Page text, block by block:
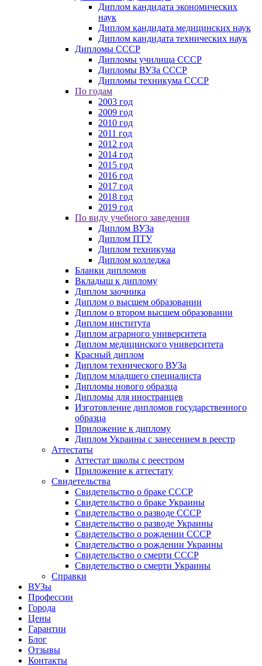
Диплом кандидата экономических
наук
Диплом кандидата медицинских наук
Диплом кандидата технических наук
Дипломы СССР
Дипломы училища СССР
Дипломы ВУЗа СССР
Дипломы техникума СССР
По годам
2003 год
2009 год
2010 год
2011 год
2012 год
2014 год
2015 год
2016 год
2017 год
2018 год
2019 год
По виду учебного заведения
Диплом ВУЗа
Диплом ПТУ
Диплом техникума
Диплом колледжа
Бланки дипломов
Вкладыш к диплому
Диплом заочника
Диплом о высшем образовании
Диплом о втором высшем образовании
Диплом института
Диплом аграрного университета
Диплом медицинского университета
Красный диплом
Диплом технического ВУЗа
Диплом младшего специалиста
Дипломы нового образца
Дипломы для иностранцев
Изготовление дипломов государственного
образца
Приложение к диплому
Диплом Украины с занесением в реестр
Аттестаты
Аттестат школы с реестром
Приложение к аттестату
Свидетельства
Свидетельство о браке СССР
Свидетельство о браке Украины
Свидетельство о разводе СССР
Свидетельство о разводе Украины
Свидетельство о рождении СССР
Свидетельство о рождении Украины
Свидетельство о смерти СССР
Свидетельство о смерти Украины
Справки
ВУЗы
Профессии
Города
Цены
Гарантии
Блог
Отзывы
Контакты